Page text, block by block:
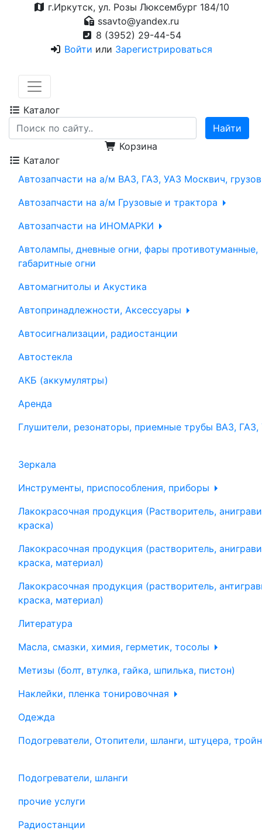
г.Иркутск, ул. Розы Люксембург 184/10
ssavto@yandex.ru
8 (3952) 29-44-54
Войти или Зарегистрироваться
Каталог
Корзина
Каталог
Автозапчасти на а/м ВАЗ, ГАЗ, УАЗ Москвич,
Автозапчасти на а/м Грузовые и трактора
Автозапчасти на ИНОМАРКИ
Автолампы, дневные огни, фары противотуманные,
габаритные огни
Автомагнитолы и Акустика
Автопринадлежности, Аксессуары
Автосигнализации, радиостанции
Автостекла
АКБ (аккумулятры)
Аренда
Глушители, резонаторы, приемные трубы ВАЗ, ГАЗ,
Зеркала
Инструменты, приспособления, приборы
Лакокрасочная продукция (Растворитель,
краска)
Лакокрасочная продукция (растворитель,
краска, материал)
Лакокрасочная продукция (растворитель,
краска, материал)
Литература
Масла, смазки, химия, герметик, тосолы
Метизы (болт, втулка, гайка, шпилька, пистон)
Наклейки, пленка тонировочная
Одежда
Подогреватели, Отопители, шланги, штуцера,
Подогреватели, шланги
прочие услуги
Радиостанции